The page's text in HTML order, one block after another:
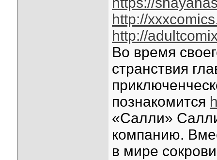
http://
http://
Во время
странствия
познакомится
«Салли»
компанию.
в мире